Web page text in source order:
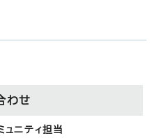
わせ
ニティ担当